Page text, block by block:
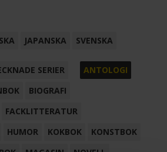
JAPANSKA SVENSKA
SERIER
ANTOLOGI
BIOGRAFI
FACKLITTERATUR
HUMOR KOKBOK
KONSTBOK